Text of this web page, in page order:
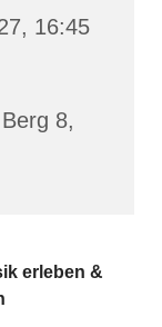
16:45
8,
erleben &